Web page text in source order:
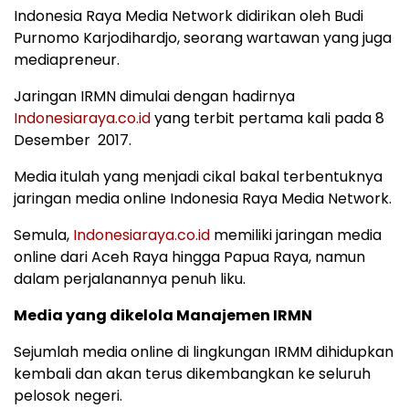
Indonesia Raya Media Network didirikan oleh Budi
Purnomo Karjodihardjo, seorang wartawan yang juga
mediapreneur.
Jaringan IRMN dimulai dengan hadirnya
Indonesiaraya.co.idyang terbit pertama kali pada 8
Desember 2017.
Media itulah yang menjadi cikal bakal terbentuknya
jaringan media online Indonesia Raya Media Network.
Semula, Indonesiaraya.co.id memiliki jaringan media
online dari Aceh Raya hingga Papua Raya, namun
dalam perjalanannya penuh liku.
Media yang dikelola Manajemen IRMN
Sejumlah media online di lingkungan IRMM dihidupkan
kembali dan akan terus dikembangkan ke seluruh
pelosok negeri.